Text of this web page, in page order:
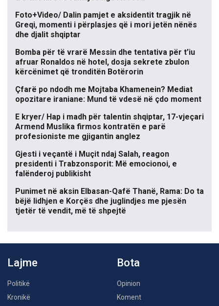
Foto+Video/ Dalin pamjet e aksidentit tragjik në
Greqi, momenti i përplasjes që i mori jetën nënës
dhe djalit shqiptar
Bomba për të vrarë Messin dhe tentativa për t’iu
afruar Ronaldos në hotel, dosja sekrete zbulon
kërcënimet që tronditën Botërorin
Çfarë po ndodh me Mojtaba Khamenein? Mediat
opozitare iraniane: Mund të vdesë në çdo moment
E kryer/ Hap i madh për talentin shqiptar, 17-vjeçari
Armend Muslika firmos kontratën e parë
profesioniste me gjigantin anglez
Gjesti i veçantë i Muçit ndaj Salah, reagon
presidenti i Trabzonsporit: Më emocionoi, e
falënderoj publikisht
Punimet në aksin Elbasan-Qafë Thanë, Rama: Do ta
bëjë lidhjen e Korçës dhe juglindjes me pjesën
tjetër të vendit, më të shpejtë
Lajme
Politikë
Kronikë
Bota
Opinion
Koment